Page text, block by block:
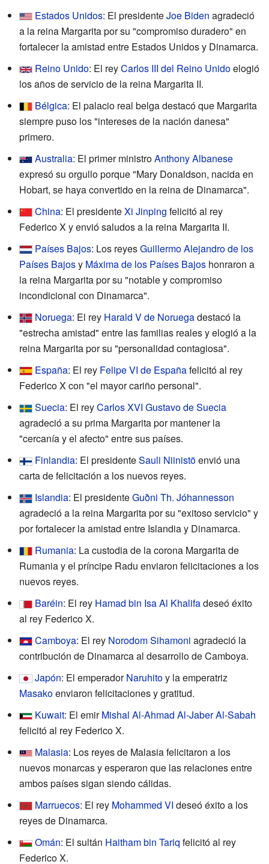
Estados Unidos: El presidenteJoe Biden agradeció
a la reina Margarita por su "compromiso duradero" en
fortalecer la amistad entre Estados Unidos y Dinamarca.
Reino Unido: El reyCarlos III del Reino Unidoelogió
los años de servicio de la reina Margarita II.
Bélgica: El palacio real belga destacó que Margarita
siempre puso los "intereses de la nación danesa"
primero.
Australia: El primer ministroAnthony Albanese
expresó su orgullo porque "Mary Donaldson, nacida en
Hobart, se haya convertido en la reina de Dinamarca".
China: El presidenteXi Jinping felicitó al rey
Federico X y envió saludos a la reina Margarita II.
Países Bajos: Los reyesGuillermo Alejandro de los
Países Bajosy Máxima de los Países Bajos honraron a
la reina Margarita por su "notable y compromiso
incondicional con Dinamarca".
Noruega: El rey Harald V de Noruegadestacó la
"estrecha amistad" entre las familias reales y elogió a la
reina Margarita por su "personalidad contagiosa".
España: El rey Felipe VI de Españafelicitó al rey
Federico X con "el mayor cariño personal".
Suecia: El reyCarlos XVI Gustavo de Suecia
agradeció a su prima Margarita por mantener la
"cercanía y el afecto" entre sus países.
Finlandia: El presidenteSauli Niinistöenvió una
carta de felicitación a los nuevos reyes.
Islandia: El presidenteGuðni Th. Jóhannesson
agradeció a la reina Margarita por su "exitoso servicio" y
por fortalecer la amistad entre Islandia y Dinamarca.
Rumania: La custodia de la corona Margarita de
Rumania y el príncipe Radu enviaron felicitaciones a los
nuevos reyes.
Baréin: El rey Hamad bin Isa Al Khalifadeseó éxito
al rey Federico X.
Camboya: El rey Norodom Sihamoni agradeció la
contribución de Dinamarca al desarrollo de Camboya.
Japón: El emperadorNaruhitoy la emperatriz
Masakoenviaron felicitaciones y gratitud.
Kuwait: El emirMishal Al-Ahmad Al-Jaber Al-Sabah
felicitó al rey Federico X.
Malasia: Los reyes de Malasia felicitaron a los
nuevos monarcas y esperaron que las relaciones entre
ambos países sigan siendo cálidas.
Marruecos: El rey Mohammed VI deseó éxito a los
reyes de Dinamarca.
Omán: El sultán Haitham bin Tariq felicitó al rey
Federico X.